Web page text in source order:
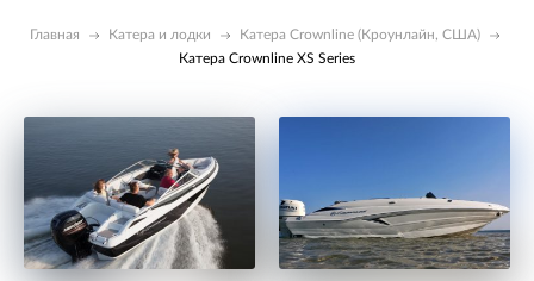
Главная Катера и лодки
Катера Crownline (Кроунлайн, США)
Катера Crownline XS Series